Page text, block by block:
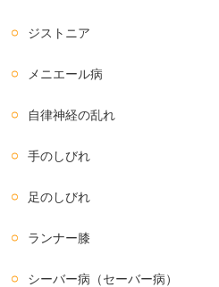
ジストニア
メニエール病
自律神経の乱れ
手のしびれ
足のしびれ
ランナー膝
シーバー病（セーバー病）